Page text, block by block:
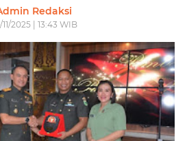
Redaksi
2025 | 13:43 WIB